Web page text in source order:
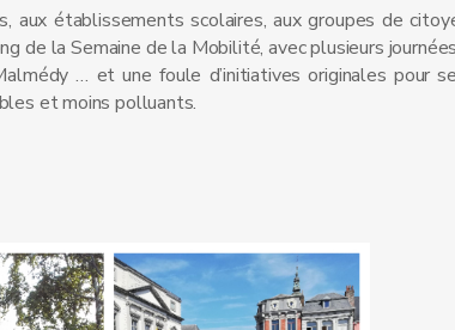
aux établissements scolaires, aux groupes de
de la Semaine de la Mobilité, avec plusieurs
… et une foule d’initiatives originales pour
et moins polluants.